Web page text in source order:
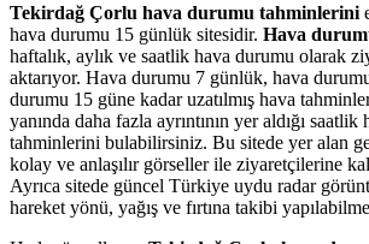
Tekirdağ Çorlu hava durumu tahminlerini
hava durumu 15 günlük sitesidir. Hava
haftalık, aylık ve saatlik hava durumu olarak
aktarıyor. Hava durumu 7 günlük, hava
durumu 15 güne kadar uzatılmış hava
yanında daha fazla ayrıntının yer aldığı
tahminlerini bulabilirsiniz. Bu sitede yer alan
kolay ve anlaşılır görseller ile ziyaretçilerine
Ayrıca sitede güncel Türkiye uydu radar
hareket yönü, yağış ve fırtına takibi